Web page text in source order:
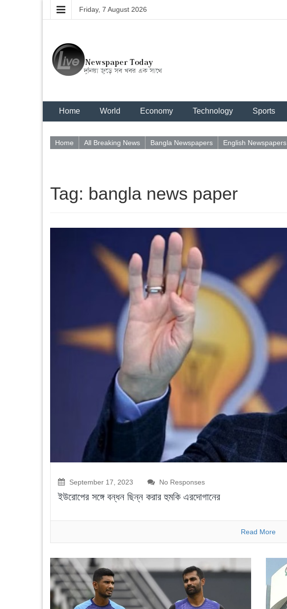
Friday, 7 August 2026
Home World Economy Technology Sports
Home All Breaking News Bangla Newspapers English Newspapers
Tag: bangla news paper
September 17, 2023 No Responses
ইউরোপের সঙ্গে বন্ধন ছিন্ন করার হুমকি এরদোগানের
Read More